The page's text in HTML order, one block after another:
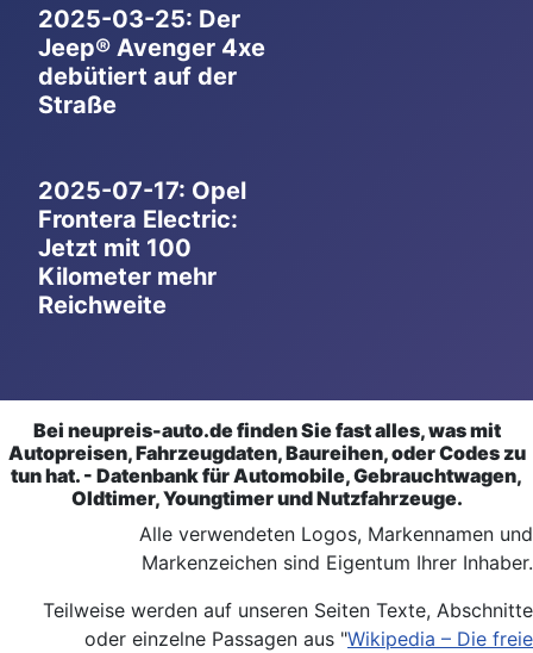
2025-03-25: Der
Jeep® Avenger 4xe
debütiert auf der
Straße
2025-07-17: Opel
Frontera Electric:
Jetzt mit 100
Kilometer mehr
Reichweite
Bei neupreis-auto.de finden Sie fast alles, was mit
Autopreisen, Fahrzeugdaten, Baureihen, oder Codes zu
tun hat. - Datenbank für Automobile, Gebrauchtwagen,
Oldtimer, Youngtimer und Nutzfahrzeuge.
Alle verwendeten Logos, Markennamen und
Markenzeichen sind Eigentum Ihrer Inhaber.
Teilweise werden auf unseren Seiten Texte, Abschnitte
oder einzelne Passagen aus "Wikipedia – Die freie